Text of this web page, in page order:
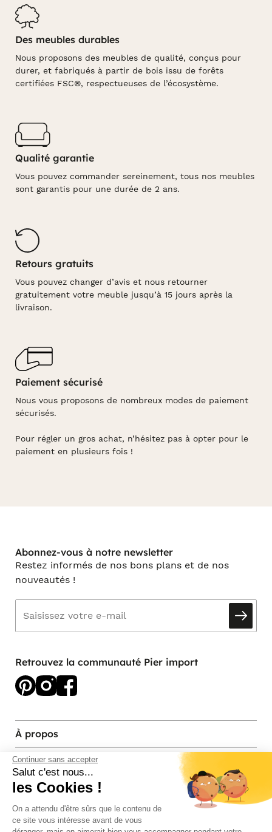
Continuer sans accepter
Salut c'est nous...
les Cookies !
On a attendu d'être sûrs que le contenu de
ce site vous intéresse avant de vous
Des meubles durables
Nous proposons des meubles de qualité, conçus pour
durer, et fabriqués à partir de bois issu de forêts
certifiées FSC®, respectueuses de l’écosystème.
Qualité garantie
Vous pouvez commander sereinement, tous nos meubles
sont garantis pour une durée de 2 ans.
Retours gratuits
Vous pouvez changer d’avis et nous retourner
gratuitement votre meuble jusqu’à 15 jours après la
livraison.
Paiement sécurisé
Nous vous proposons de nombreux modes de paiement
sécurisés.
Pour régler un gros achat, n’hésitez pas à opter pour le
paiement en plusieurs fois !
Abonnez-vous à notre newsletter
Restez informés de nos bons plans et de nos
nouveautés !
Retrouvez la communauté Pier import
À propos
Services et contact
Magasins et Showrooms